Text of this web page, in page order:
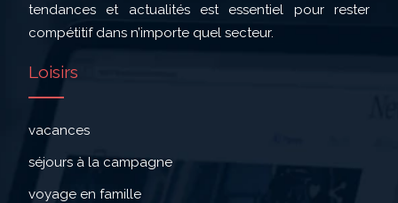
tendances et actualités est essentiel pour rester
compétitif dans n’importe quel secteur.
Loisirs
vacances
séjours à la campagne
voyage en famille